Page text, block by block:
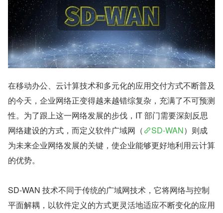
在移动办公、云计算技术和多元化的应用交付方式不断普及
的今天，企业网络正变得越来越错综复杂，充满了不可预测
性。为了跟上这一网络发展的步伐，IT 部门需要深刻反思
网络建设的方式，而定义软件广域网（
SD-WAN）则成
为未来企业网络发展的关键，使企业能够更好地利用云计算
的优势。
SD-WAN 技术不同于传统的广域网技术，它将网络与控制
平面解耦，以软件定义的方式更灵活地适应不断变化的应用